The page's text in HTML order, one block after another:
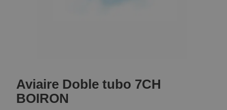
the
beginning
of
Aviaire Doble tubo 7CH
BOIRON